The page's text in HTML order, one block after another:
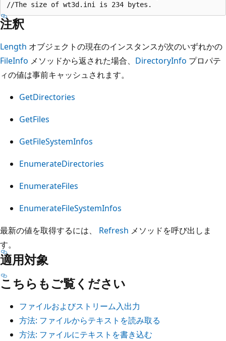
注釈
Length オブジェクトの現在のインスタンスが次のいずれかの
FileInfo メソッドから返された場合、 DirectoryInfo プロパテ
ィの値は事前キャッシュされます。
GetDirectories
GetFiles
GetFileSystemInfos
EnumerateDirectories
EnumerateFiles
EnumerateFileSystemInfos
最新の値を取得するには、 Refresh メソッドを呼び出しま
す。
適用対象
こちらもご覧ください
ファイルおよびストリーム入出力
方法: ファイルからテキストを読み取る
方法: ファイルにテキストを書き込む